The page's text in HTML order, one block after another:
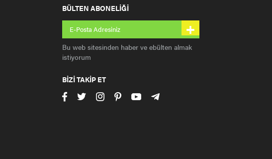
BÜLTEN ABONELİĞİ
+
Bu web sitesinden haber ve ebülten almak
istiyorum
BİZİ TAKİP ET